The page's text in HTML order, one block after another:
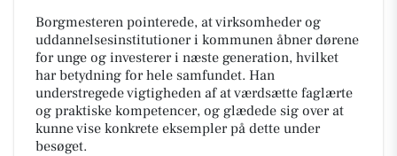
Borgmesteren pointerede, at virksomheder og
uddannelsesinstitutioner i kommunen åbner dørene
for unge og investerer i næste generation, hvilket
har betydning for hele samfundet. Han
understregede vigtigheden af at værdsætte faglærte
og praktiske kompetencer, og glædede sig over at
kunne vise konkrete eksempler på dette under
besøget.